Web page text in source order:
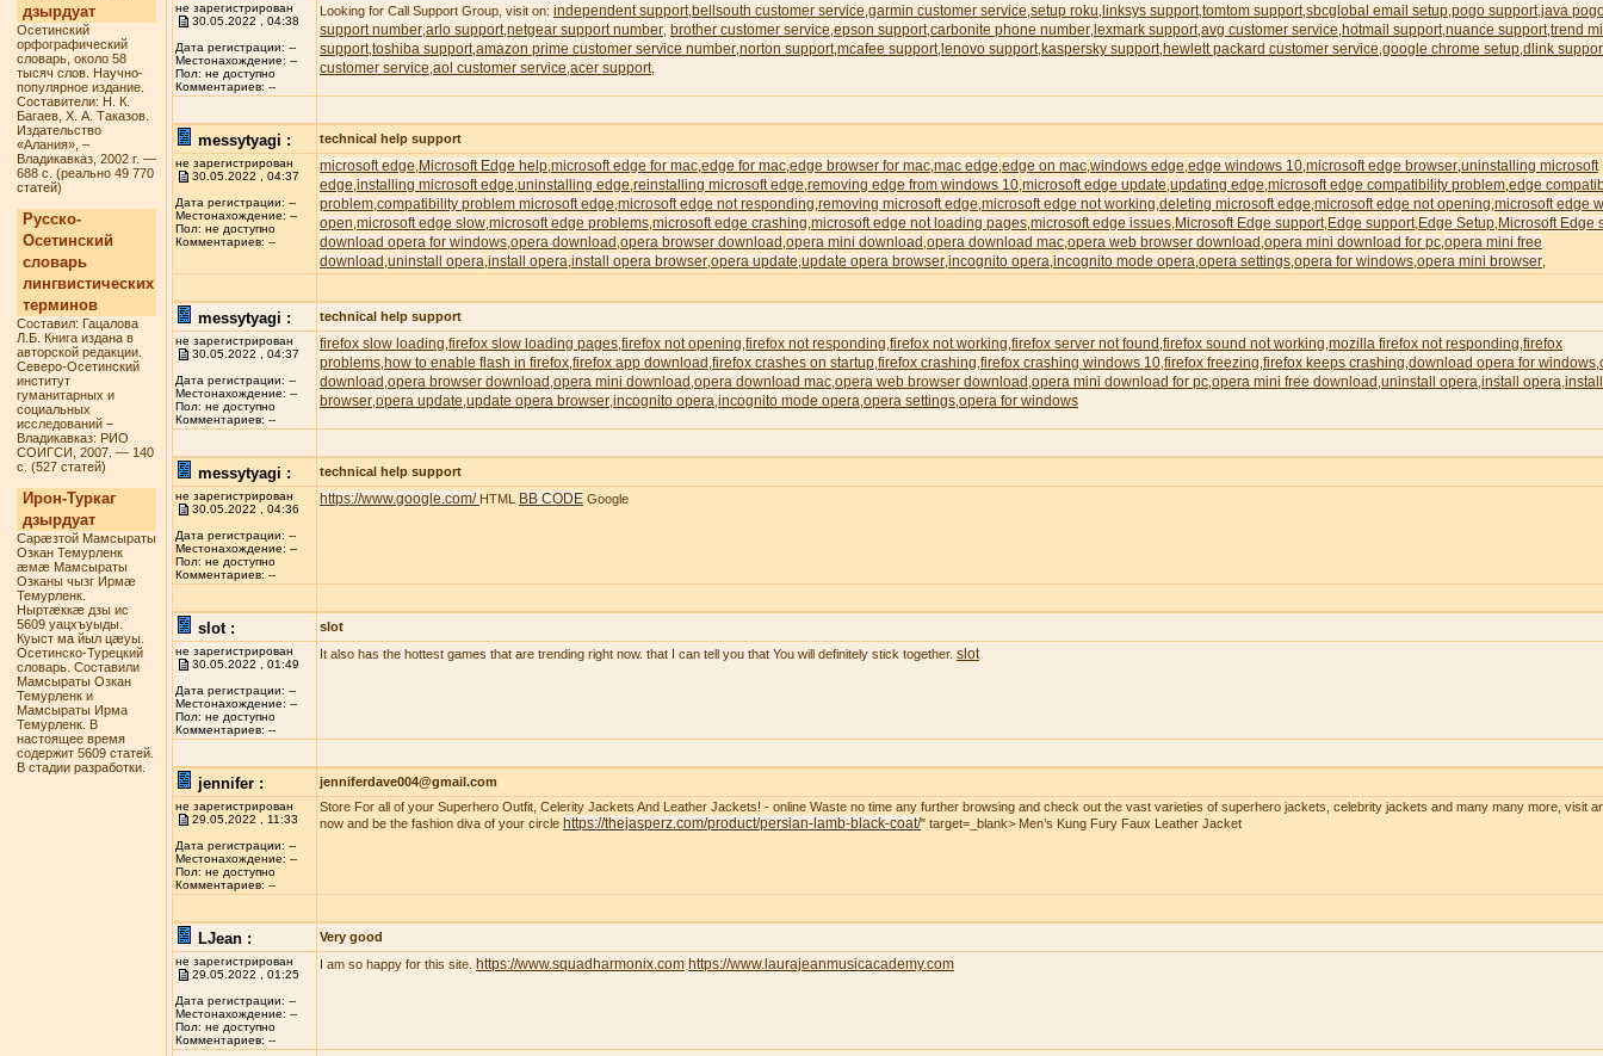
дзырдуат
Осетинский
орфографический
словарь, около 58
тысяч слов. Научно-
популярное издание.
Составители: Н. К.
Багаев, Х. А. Таказов.
Издательство
«Алания», –
Владикавказ, 2002 г. —
688 с. (реально 49 770
статей)
Русско-
Осетинский
словарь
лингвистических
терминов
Составил: Гацалова
Л.Б. Книга издана в
авторской редакции.
Северо-Осетинский
институт
гуманитарных и
социальных
исследований –
Владикавказ: РИО
СОИГСИ, 2007. — 140
с. (527 статей)
Ирон-Туркаг
дзырдуат
Сарæзтой Мамсыраты
Озкан Темурленк
æмæ Мамсыраты
Озканы чызг Ирмæ
Темурленк.
Ныртæккæ дзы ис
5609 уацхъуыды.
Куыст ма йыл цæуы.
Осетинско-Турецкий
словарь. Составили
Мамсыраты Озкан
Темурленк и
Мамсыраты Ирма
Темурленк. В
настоящее время
содержит 5609 статей.
В стадии разработки.
не зарегистрирован
30.05.2022 , 04:38
Дата регистрации: --
Местонахождение: --
Пол: не доступно
Комментариев: --
Looking for Call Support Group, visit on: independent support, bellsouth customer service garmin customer service setup roku linksys support,tomtom support,sbcglobal email setup pogo support,java
support number arlo support,netgear support number brother customer service epson support,carbonite phone number lexmark support,avg customer service hotmail support,nuance support,trend
support,toshiba support,amazon prime customer service number norton support,mcafee support, lenovo support, kaspersky support, hewlett packard customer service google chrome setup dlink
customer service aol customer service acer support,
messytyagi : technical help support
не зарегистрирован
30.05.2022 , 04:37
Дата регистрации: --
Местонахождение: --
Пол: не доступно
Комментариев: --
microsoft edge Microsoft Edge help microsoft edge for mac edge for mac edge browser for mac mac edge edge on mac windows edge edge windows 10 microsoft edge browser uninstalling microsoft
edge installing microsoft edge uninstalling edge reinstalling microsoft edge removing edge from windows 10 microsoft edge update updating edge microsoft edge compatibility problem edge
problem compatibility problem microsoft edge microsoft edge not responding removing microsoft edge microsoft edge not working deleting microsoft edge microsoft edge not opening microsoft edge
open microsoft edge slow microsoft edge problems microsoft edge crashing microsoft edge not loading pages microsoft edge issues Microsoft Edge support Edge support Edge Setup Microsoft Edge
download opera for windows opera download opera browser download opera mini download opera download mac opera web browser download opera mini download for pc opera mini free
download uninstall opera install opera install opera browser opera update update opera browser incognito opera incognito mode opera opera settings opera for windows opera mini browser
messytyagi : technical help support
не зарегистрирован
30.05.2022 , 04:37
Дата регистрации: --
Местонахождение: --
Пол: не доступно
Комментариев: --
firefox slow loading firefox slow loading pages firefox not opening firefox not responding firefox not working firefox server not found firefox sound not working mozilla firefox not responding firefox
problems how to enable flash in firefox firefox app download firefox crashes on startup firefox crashing firefox crashing windows 10 firefox freezing firefox keeps crashing download opera for windows
download opera browser download opera mini download opera download mac opera web browser download opera mini download for pc opera mini free download uninstall opera install opera
browser opera update update opera browser incognito opera incognito mode opera opera settings opera for windows
messytyagi : technical help support
не зарегистрирован
30.05.2022 , 04:36
Дата регистрации: --
Местонахождение: --
Пол: не доступно
Комментариев: --
https://www.google.com/ HTML BB CODE Google
slot : slot
не зарегистрирован
30.05.2022 , 01:49
Дата регистрации: --
Местонахождение: --
Пол: не доступно
Комментариев: --
It also has the hottest games that are trending right now. that I can tell you that You will definitely stick together. slot
jennifer : jenniferdave004@gmail.com
не зарегистрирован
29.05.2022 , 11:33
Дата регистрации: --
Местонахождение: --
Пол: не доступно
Комментариев: --
Store For all of your Superhero Outfit, Celerity Jackets And Leather Jackets! - online Waste no time any further browsing and check out the vast varieties of superhero jackets, celebrity jackets and many many more, visit
now and be the fashion diva of your circle https://thejasperz.com/product/persian-lamb-black-coat/" target=_blank> Men’s Kung Fury Faux Leather Jacket
LJean : Very good
не зарегистрирован
29.05.2022 , 01:25
Дата регистрации: --
Местонахождение: --
Пол: не доступно
Комментариев: --
I am so happy for this site. https://www.squadharmonix.com https://www.laurajeanmusicacademy.com